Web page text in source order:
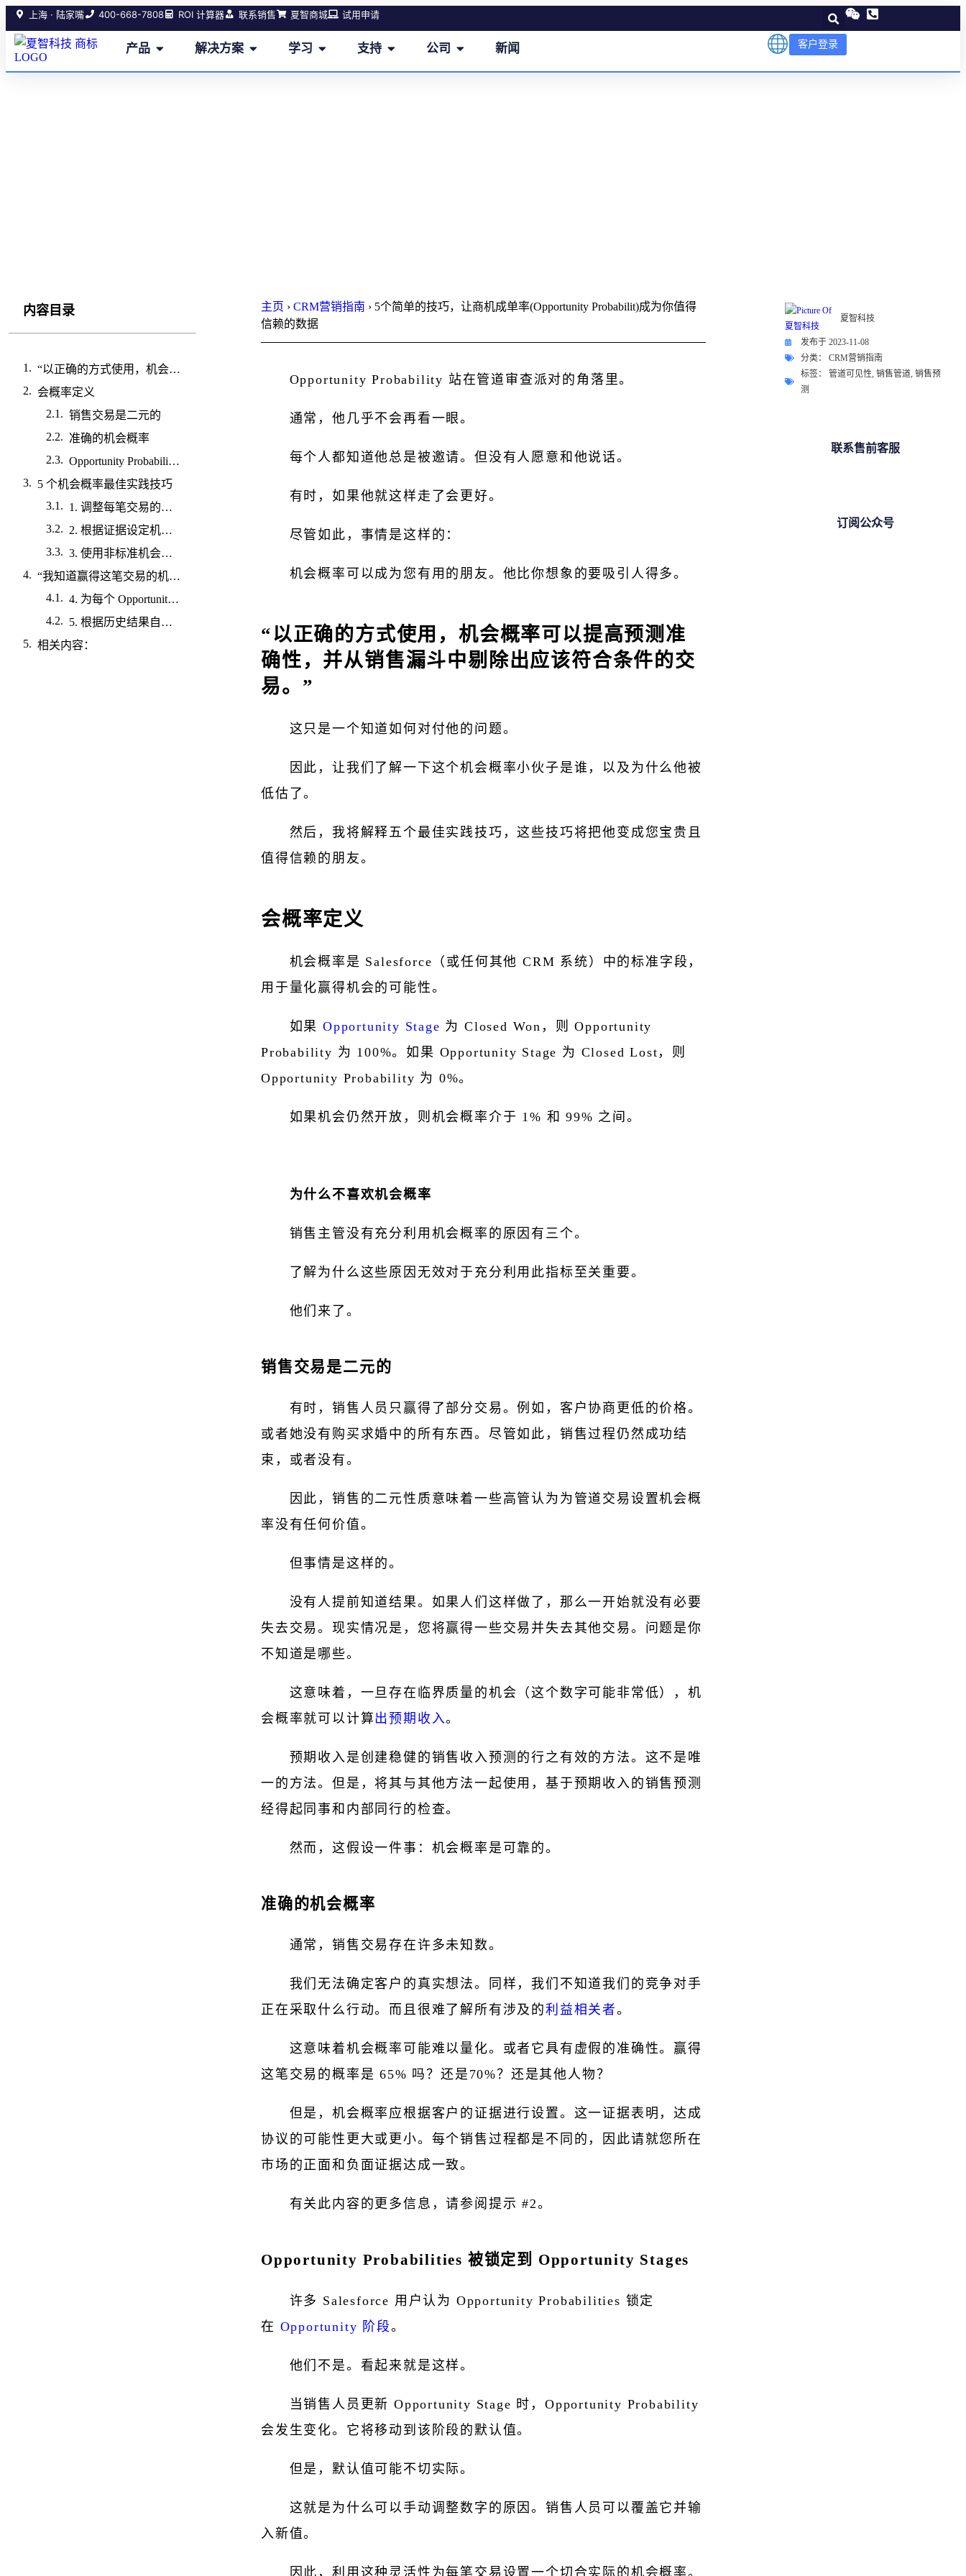
上海 · 陆家嘴 400-668-7808 ROI 计算器 联系销售 夏智商城 试用申请
产品 解决方案 学习 支持 公司 新闻 客户登录
内容目录
“以正确的方式使用，机会概率可以提高预测准确性，并从销售漏斗中剔除出应该符合条件的交易。”
会概率定义
销售交易是二元的
准确的机会概率
Opportunity Probabilities 被锁定到 Opportunity Stages
5 个机会概率最佳实践技巧
1. 调整每笔交易的机会概率
2. 根据证据设定机会概率
3. 使用非标准机会概率值
“我知道赢得这笔交易的机会是50：50。但是要用你的直觉。将商机概率设置为 49% 或 51%。我想知道你在篱笆的哪一边。
4. 为每个 Opportunity Stage 设置切合实际的默认值
5. 根据历史结果自动设置机会概率
相关内容：
主页 › CRM营销指南 ›5个简单的技巧，让商机成单率(Opportunity Probabilit)成为你值得
信赖的数据
Opportunity Probability 站在管道审查派对的角落里。
通常，他几乎不会再看一眼。
每个人都知道他总是被邀请。但没有人愿意和他说话。
有时，如果他就这样走了会更好。
尽管如此，事情是这样的：
机会概率可以成为您有用的朋友。他比你想象的要吸引人得多。
“以正确的方式使用，机会概率可以提高预测准
确性，并从销售漏斗中剔除出应该符合条件的交
易。”
这只是一个知道如何对付他的问题。
因此，让我们了解一下这个机会概率小伙子是谁，以及为什么他被
低估了。
然后，我将解释五个最佳实践技巧，这些技巧将把他变成您宝贵且
值得信赖的朋友。
会概率定义
机会概率是 Salesforce（或任何其他 CRM 系统）中的标准字段，
用于量化赢得机会的可能性。
如果 Opportunity Stage 为 Closed Won，则 Opportunity
Probability 为 100%。如果 Opportunity Stage 为 Closed Lost，则
Opportunity Probability 为 0%。
如果机会仍然开放，则机会概率介于 1% 和 99% 之间。
为什么不喜欢机会概率
销售主管没有充分利用机会概率的原因有三个。
了解为什么这些原因无效对于充分利用此指标至关重要。
他们来了。
销售交易是二元的
有时，销售人员只赢得了部分交易。例如，客户协商更低的价格。
或者她没有购买求婚中的所有东西。尽管如此，销售过程仍然成功结
束，或者没有。
因此，销售的二元性质意味着一些高管认为为管道交易设置机会概
率没有任何价值。
但事情是这样的。
没有人提前知道结果。如果人们这样做了，那么一开始就没有必要
失去交易。现实情况是，您将赢得一些交易并失去其他交易。问题是你
不知道是哪些。
这意味着，一旦存在临界质量的机会（这个数字可能非常低），机
会概率就可以计算出预期收入。
预期收入是创建稳健的销售收入预测的行之有效的方法。这不是唯
一的方法。但是，将其与其他方法一起使用，基于预期收入的销售预测
经得起同事和内部同行的检查。
然而，这假设一件事：机会概率是可靠的。
准确的机会概率
通常，销售交易存在许多未知数。
我们无法确定客户的真实想法。同样，我们不知道我们的竞争对手
正在采取什么行动。而且很难了解所有涉及的利益相关者。
这意味着机会概率可能难以量化。或者它具有虚假的准确性。赢得
这笔交易的概率是 65% 吗？还是70%？还是其他人物？
但是，机会概率应根据客户的证据进行设置。这一证据表明，达成
协议的可能性更大或更小。每个销售过程都是不同的，因此请就您所在
市场的正面和负面证据达成一致。
有关此内容的更多信息，请参阅提示 #2。
Opportunity Probabilities 被锁定到 Opportunity Stages
许多 Salesforce 用户认为 Opportunity Probabilities 锁定
在 Opportunity 阶段。
他们不是。看起来就是这样。
当销售人员更新 Opportunity Stage 时，Opportunity Probability
会发生变化。它将移动到该阶段的默认值。
但是，默认值可能不切实际。
这就是为什么可以手动调整数字的原因。销售人员可以覆盖它并输
入新值。
因此，利用这种灵活性为每笔交易设置一个切合实际的机会概率。
夏智科技
发布于 2023-11-08
分类：
CRM营销指南
标签：
管道可见性, 销售管道, 销售预
测
联系售前客服
订阅公众号